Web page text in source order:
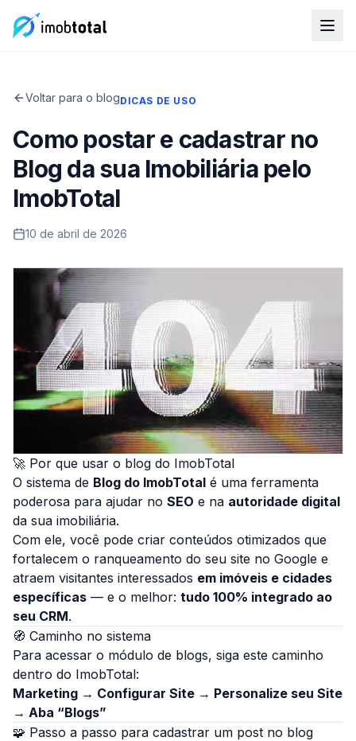
Voltar para o blogDICAS DE USO
Como postar e cadastrar no
Blog da sua Imobiliária pelo
ImobTotal
10 de abril de 2026
🚀 Por que usar o blog do ImobTotal
O sistema de Blog do ImobTotal é uma ferramenta
poderosa para ajudar no SEO e na autoridade digital
da sua imobiliária.
Com ele, você pode criar conteúdos otimizados que
fortalecem o ranqueamento do seu site no Google e
atraem visitantes interessados em imóveis e cidades
específicas — e o melhor: tudo 100% integrado ao
seu CRM.
🧭 Caminho no sistema
Para acessar o módulo de blogs, siga este caminho
dentro do ImobTotal:
Marketing → Configurar Site → Personalize seu Site
→ Aba “Blogs”
🧩 Passo a passo para cadastrar um post no blog